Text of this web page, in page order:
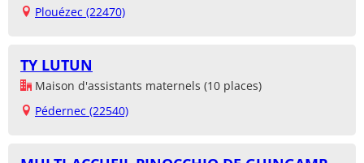
Plouézec (22470)
TY LUTUN
Maison d'assistants maternels (10 places)
Pédernec (22540)